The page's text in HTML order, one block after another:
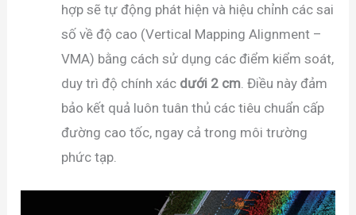
hợp sẽ tự động phát hiện và hiệu chỉnh các sai
số về độ cao (Vertical Mapping Alignment –
VMA) bằng cách sử dụng các điểm kiểm soát,
duy trì độ chính xác dưới 2 cm. Điều này đảm
bảo kết quả luôn tuân thủ các tiêu chuẩn cấp
đường cao tốc, ngay cả trong môi trường
phức tạp.